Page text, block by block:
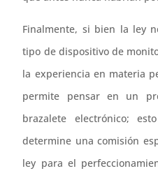
Finalmente, si bien la ley
tipo de dispositivo de
la experiencia en materia
permite pensar en un
brazalete electrónico;
determine una comisión
ley para el